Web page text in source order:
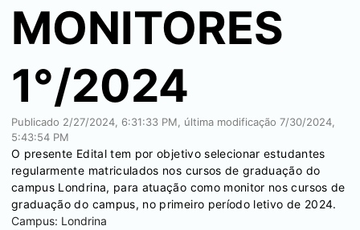
MONITORES
1°/2024
Publicado 2/27/2024, 6:31:33 PM , última modificação 7/30/2024,
5:43:54 PM
O presente Edital tem por objetivo selecionar estudantes
regularmente matriculados nos cursos de graduação do
campus Londrina, para atuação como monitor nos cursos de
graduação do campus, no primeiro período letivo de 2024.
Campus: Londrina